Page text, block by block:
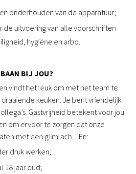
onderhouden van de apparatuur;
de uitvoering van alle voorschriften
hygiëne en arbo.
BIJ JOU?
vindt het leuk om met het team te
keuken. Je bent vriendelijk
Gastvrijheid betekent voor jou
om ervoor te zorgen dat onze
met een glimlach... En:
druk werken;
18 jaar oud;